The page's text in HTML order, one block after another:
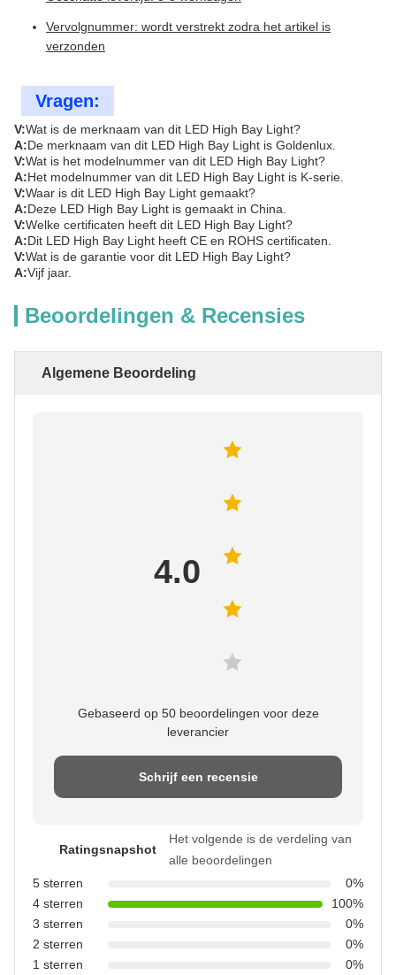
Vervolgnummer: wordt verstrekt zodra het artikel is
verzonden
Vragen:
V:Wat is de merknaam van dit LED High Bay Light?
A:De merknaam van dit LED High Bay Light is Goldenlux.
V:Wat is het modelnummer van dit LED High Bay Light?
A:Het modelnummer van dit LED High Bay Light is K-serie.
V:Waar is dit LED High Bay Light gemaakt?
A:Deze LED High Bay Light is gemaakt in China.
V:Welke certificaten heeft dit LED High Bay Light?
A:Dit LED High Bay Light heeft CE en ROHS certificaten.
V:Wat is de garantie voor dit LED High Bay Light?
A:Vijf jaar.
Beoordelingen & Recensies
Algemene Beoordeling
4.0
Gebaseerd op 50 beoordelingen voor deze
leverancier
Schrijf een recensie
Ratingsnapshot
Het volgende is de verdeling van
alle beoordelingen
5 sterren
0%
4 sterren
100%
3 sterren
0%
2 sterren
0%
1 sterren
0%